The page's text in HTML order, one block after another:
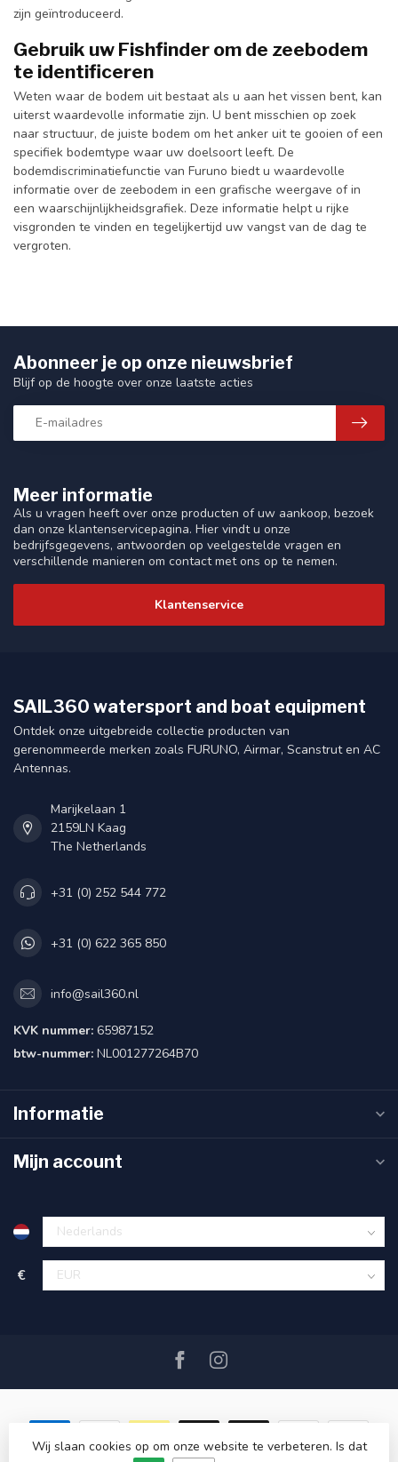
zijn geïntroduceerd.
Gebruik uw Fishfinder om de zeebodem
te identificeren
Weten waar de bodem uit bestaat als u aan het vissen bent, kan
uiterst waardevolle informatie zijn. U bent misschien op zoek
naar structuur, de juiste bodem om het anker uit te gooien of een
specifiek bodemtype waar uw doelsoort leeft. De
bodemdiscriminatiefunctie van Furuno biedt u waardevolle
informatie over de zeebodem in een grafische weergave of in
een waarschijnlijkheidsgrafiek. Deze informatie helpt u rijke
visgronden te vinden en tegelijkertijd uw vangst van de dag te
vergroten.
Meer informatie
Als u vragen heeft over onze producten of uw aankoop, bezoek
dan onze klantenservicepagina. Hier vindt u onze
bedrijfsgegevens, antwoorden op veelgestelde vragen en
verschillende manieren om contact met ons op te nemen.
Klantenservice
Abonneer je op onze nieuwsbrief
Blijf op de hoogte over onze laatste acties
SAIL360 watersport and boat equipment
Ontdek onze uitgebreide collectie producten van
gerenommeerde merken zoals FURUNO, Airmar, Scanstrut en AC
Antennas.
Marijkelaan 1
2159LN Kaag
The Netherlands
+31 (0) 252 544 772
+31 (0) 622 365 850
info@sail360.nl
KVK nummer: 65987152
btw-nummer: NL001277264B70
Informatie
Mijn account
€
Wij slaan cookies op om onze website te verbeteren. Is dat